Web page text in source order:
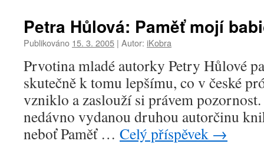
Petra Hůlová: Paměť mojí
Publikováno 15. 3. 2005 | Autor: iKobra
Prvotina mladé autorky Petry Hůlové
skutečně k tomu lepšímu, co v české
vzniklo a zaslouží si právem
nedávno vydanou druhou autorčinu
neboť Paměť … Celý příspěvek →